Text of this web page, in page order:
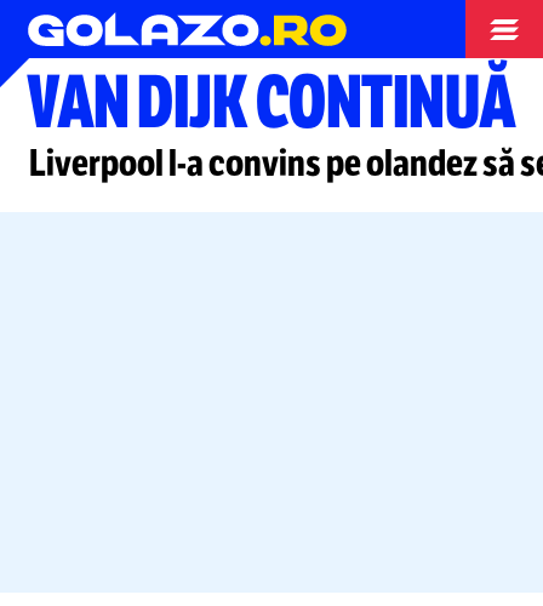
Superliga
VAN DIJK CONTINUĂ
Liverpooll-aconvins pe olandez să